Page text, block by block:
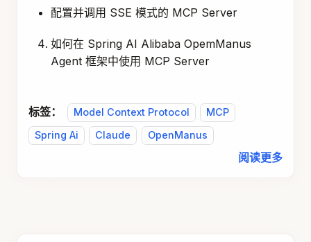
配置并调用 SSE 模式的 MCP Server
如何在 Spring AI Alibaba OpemManus
Agent 框架中使用 MCP Server
标签： Model Context Protocol
MCP
Spring Ai
Claude OpenManus
阅读更多